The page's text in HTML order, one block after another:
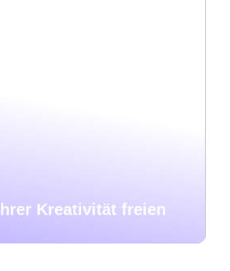
Kreativität freien